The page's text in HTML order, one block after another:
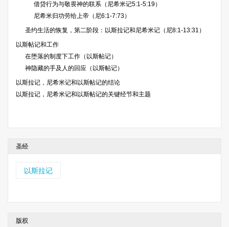
借贷行为与敬畏神的联系（尼希米记5:1-5:19）
尼希米归功劳给上帝（尼6:1-7:73）
圣约生活的恢复，第二阶段：以斯拉记和尼希米记（尼8:1-13:31）
以斯帖记和工作
在堕落的制度下工作（以斯帖记）
神隐藏的手及人的回应（以斯帖记）
以斯拉记，尼希米记和以斯帖记的结论
以斯拉记，尼希米记和以斯帖记的关键经节和主题
圣经
以斯拉记
版权